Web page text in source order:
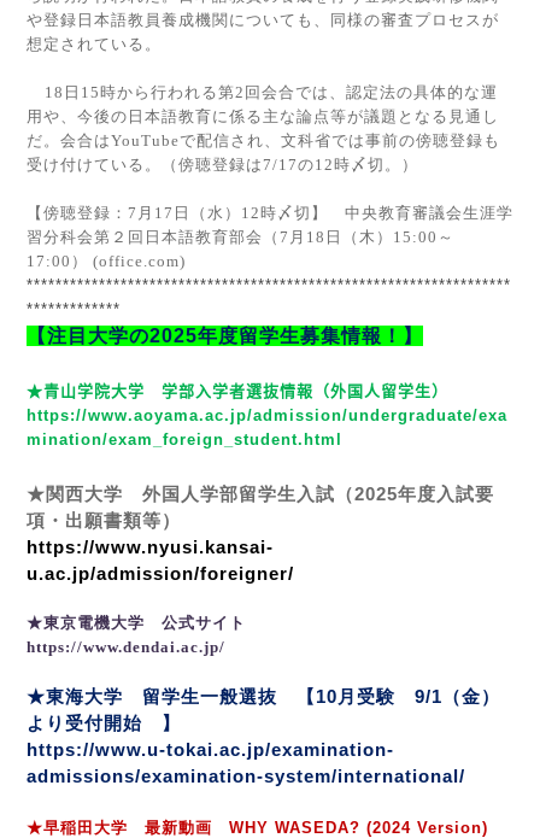
や登録日本語教員養成機関についても、同様の審査プロセスが
想定されている。
18 日 15 時から行われる第2 回会合では、認定法の具体的な運
用や、今後の日本語教育に係る主な論点等が議題となる見通し
だ。会合はYouTubeで配信され、文科省では事前の傍聴登録も
受け付けている。（傍聴登録は 7/17の12 時〆切。）
【傍聴登録：7 月17 日（水）12 時〆切】 中央教育審議会生涯学
習分科会第２回日本語教育部会（7 月18 日（木）15:00 ～
17:00 ） (office.com)
*******************************************************************
*************
【注目大学の2025年度留学生募集情報！】
★青山学院大学 学部入学者選抜情報（外国人留学生）
https://www.aoyama.ac.jp/admission/undergraduate/exa
mination/exam_foreign_student.html
★関西大学 外国人学部留学生入試（2025年度入試要
項・出願書類等）
https://www.nyusi.kansai-
u.ac.jp/admission/foreigner/
★東京電機大学 公式サイト
https://www.dendai.ac.jp/
★東海大学 留学生一般選抜 【 10 月受験 9/1 （金）
より受付開始 】
https://www.u-tokai.ac.jp/examination-
admissions/examination-system/international/
★早稲田大学 最新動画 WHY WASEDA? (2024 Version)